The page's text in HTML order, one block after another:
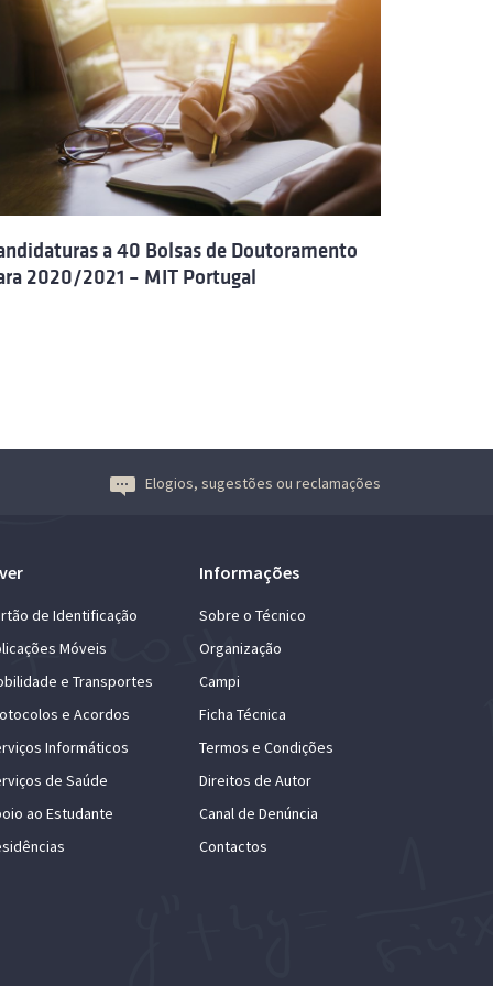
a 40 Bolsas de Doutoramento
2020/2021 – MIT Portugal
Elogios, sugestões ou reclamações
de Identificação
Móveis
e Transportes
e Acordos
Informáticos
de Saúde
ao Estudante
Informações
Sobre o Técnico
Organização
Campi
Ficha Técnica
Termos e Condições
Direitos de Autor
Canal de Denúncia
Contactos